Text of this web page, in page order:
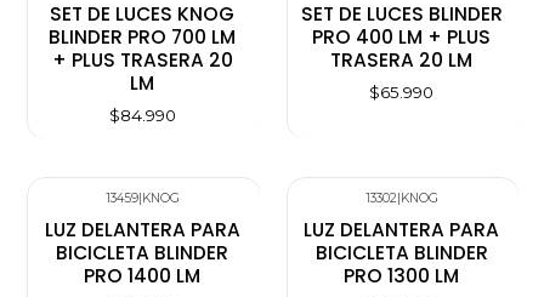
SET DE LUCES KNOG
BLINDER PRO 700 LM
+ PLUS TRASERA 20
LM
$84.990
SET DE LUCES BLINDER
PRO 400 LM + PLUS
TRASERA 20 LM
$65.990
13459| KNOG
LUZ DELANTERA PARA
BICICLETA BLINDER
PRO 1400 LM
13302| KNOG
LUZ DELANTERA PARA
BICICLETA BLINDER
PRO 1300 LM